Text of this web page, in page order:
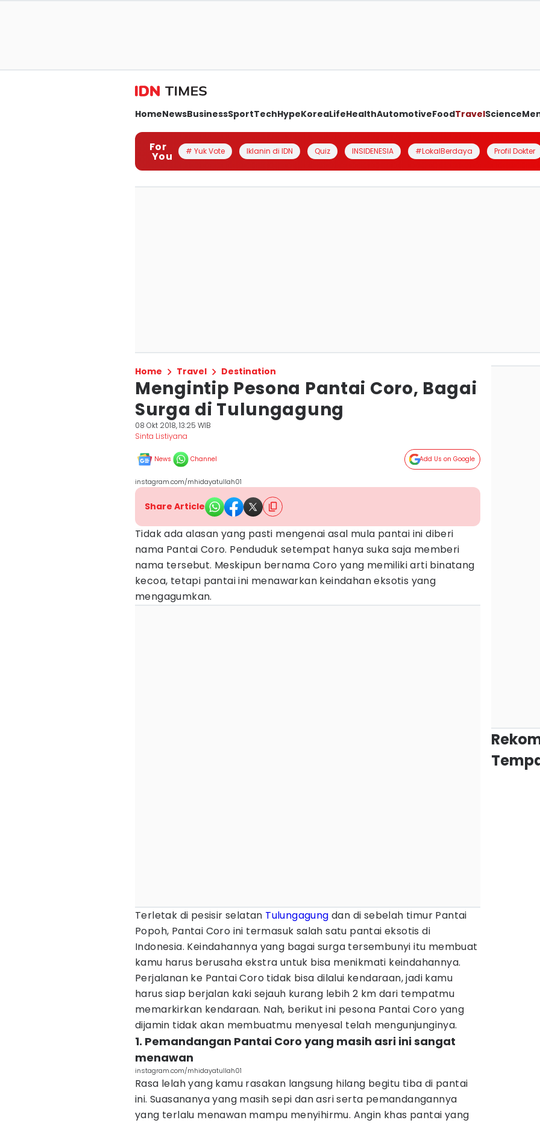
HomeNewsBusinessSportTechHypeKoreaLifeHealthAutomotiveFoodTravelScience
For
You # Yuk Vote Iklanin di IDN Quiz INSIDENESIA #LokalBerdaya Profil Dokter
Home Travel Destination
Mengintip Pesona Pantai Coro, Bagai
Surga di Tulungagung
08 Okt 2018, 13:25 WIB
Sinta Listiyana
News Channel Add Us on Google
instagram.com/mhidayatullah01
Share Article
Tidak ada alasan yang pasti mengenai asal mula pantai ini diberi
nama Pantai Coro. Penduduk setempat hanya suka saja memberi
nama tersebut. Meskipun bernama Coro yang memiliki arti binatang
kecoa, tetapi pantai ini menawarkan keindahan eksotis yang
mengagumkan.
Terletak di pesisir selatan Tulungagung dan di sebelah timur Pantai
Popoh, Pantai Coro ini termasuk salah satu pantai eksotis di
Indonesia. Keindahannya yang bagai surga tersembunyi itu membuat
kamu harus berusaha ekstra untuk bisa menikmati keindahannya.
Perjalanan ke Pantai Coro tidak bisa dilalui kendaraan, jadi kamu
harus siap berjalan kaki sejauh kurang lebih 2 km dari tempatmu
memarkirkan kendaraan. Nah, berikut ini pesona Pantai Coro yang
dijamin tidak akan membuatmu menyesal telah mengunjunginya.
1. Pemandangan Pantai Coro yang masih asri ini sangat
menawan
instagram.com/mhidayatullah01
Rasa lelah yang kamu rasakan langsung hilang begitu tiba di pantai
ini. Suasananya yang masih sepi dan asri serta pemandangannya
yang terlalu menawan mampu menyihirmu. Angin khas pantai yang